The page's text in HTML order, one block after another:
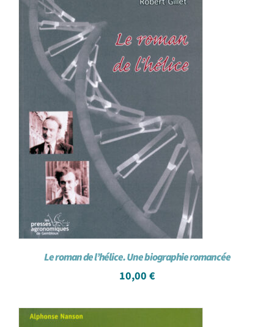
Achat en ligne
Panier WooCommerce
Le roman de l’hélice. Une biographie romancée
10,00 €